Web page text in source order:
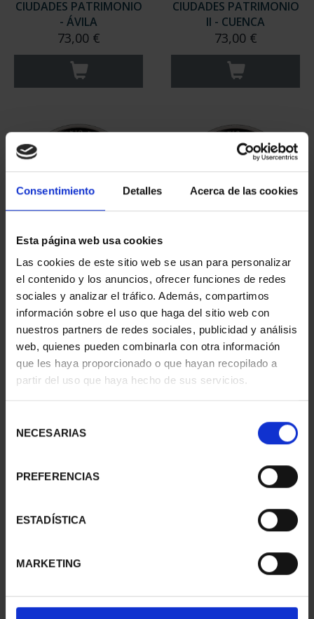
Consentimiento Detalles Acerca de las cookies
Esta página web usa cookies
Las cookies de este sitio web se usan para personalizar
el contenido y los anuncios, ofrecer funciones de redes
sociales y analizar el tráfico. Además, compartimos
información sobre el uso que haga del sitio web con
nuestros partners de redes sociales, publicidad y análisis
web, quienes pueden combinarla con otra información
que les haya proporcionado o que hayan recopilado a
partir del uso que haya hecho de sus servicios.
NECESARIAS
PREFERENCIAS
ESTADÍSTICA
MARKETING
CIUDADES PATRIMONIO
- ÁVILA
73,00 €
CIUDADES PATRIMONIO
II - CUENCA
73,00 €
CIUDADES PATRIMONIO
II- IBIZA
73,00 €
CIUDADES PATRIMONIO
II- MÉRIDA
73,00 €
CIUDADES PATRIMONIO
II - LA LAGUNA
CIUDADES PATRIMONIO
II - SALAMANCA